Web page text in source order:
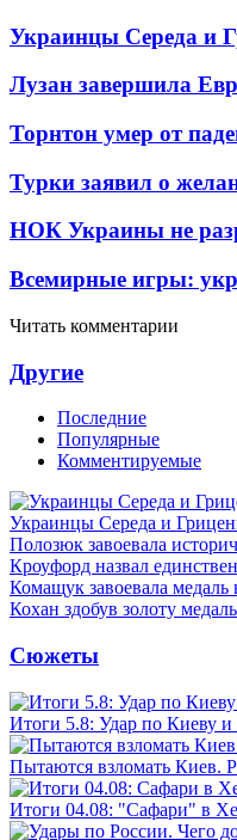
Украинцы Середа и
Лузан завершила
Торнтон умер от
Турки заявил о
НОК Украины не
Всемирные игры:
Читать комментарии
Другие
Последние
Популярные
Комментируемые
Украинцы Середа и
Полозюк завоевала
Кроуфорд назвал
Комащук завоевала
Кохан здобув золоту
Сюжеты
Итоги 5.8: Удар по Киеву и
Пытаются взломать Киев.
Итоги 04.08: "Сафари" в